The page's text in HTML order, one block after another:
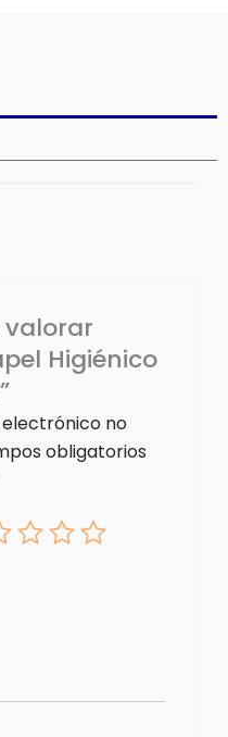
valorar
Higiénico
no
obligatorios